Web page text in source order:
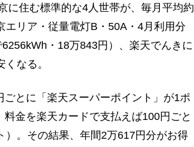
住む標準的な4人世帯が、毎月平均約
リア・従量電灯B・50A・4月利用分
・18万843円）、楽天でんきに
なる。
とに「楽天スーパーポイント」が1ポ
金を楽天カードで支払えば100円ごと
。その結果、年間2万617円分がお得